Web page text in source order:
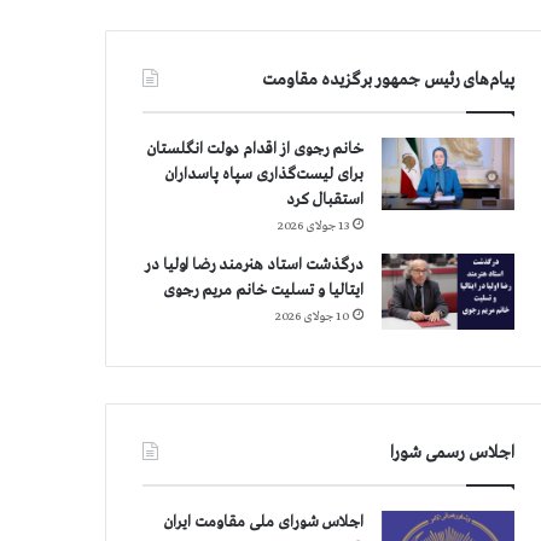
پیام‌های رئیس جمهور برگزیده مقاومت
خانم رجوی از اقدام دولت انگلستان
برای لیست‌گذاری سپاه پاسداران
استقبال کرد
13 جولای 2026
درگذشت استاد هنرمند رضا اولیا در
ایتالیا و تسلیت خانم مریم رجوی
10 جولای 2026
اجلاس رسمی شورا
اجلاس شورای ملی مقاومت ایران